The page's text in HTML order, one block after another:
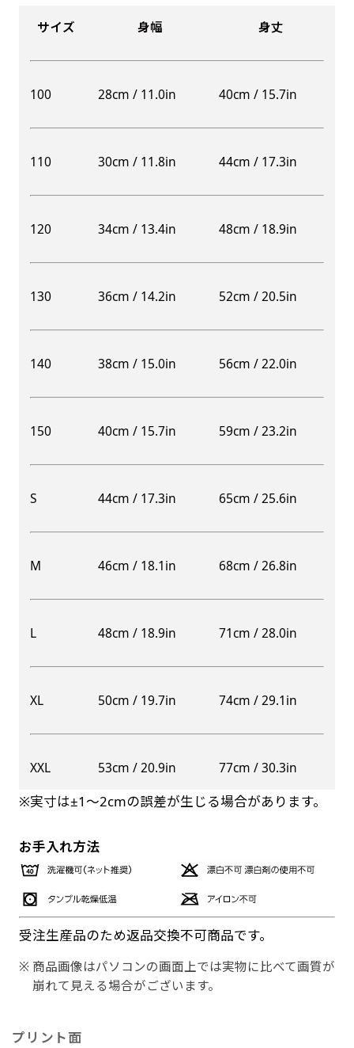
サイズ 身幅 身丈
100 28cm / 11.0in 40cm / 15.7in
110 30cm / 11.8in 44cm / 17.3in
120 34cm / 13.4in 48cm / 18.9in
130 36cm / 14.2in 52cm / 20.5in
140 38cm / 15.0in 56cm / 22.0in
150 40cm / 15.7in 59cm / 23.2in
S 44cm / 17.3in 65cm / 25.6in
M 46cm / 18.1in 68cm / 26.8in
L 48cm / 18.9in 71cm / 28.0in
XL 50cm / 19.7in 74cm / 29.1in
XXL 53cm / 20.9in 77cm / 30.3in
※実寸は±1〜2cmの誤差が生じる場合があります。
お手入れ方法
受注生産品のため返品交換不可商品です。
商品画像はパソコンの画面上では実物に比べて画質が
崩れて見える場合がございます。
プリント面